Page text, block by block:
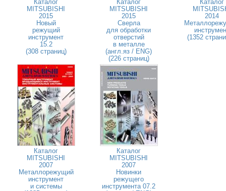
Каталог
MITSUBISHI
2015
Новый
режущий
инструмент
15.2
(308 страниц)
Каталог
MITSUBISHI
2015
Сверла
для обработки
отверстий
в металле
(англ.яз / ENG)
(226 страниц)
Каталог
2014
(1352
Каталог
MITSUBISHI
2007
Металлорежущий
инструмент
и системы
Каталог
MITSUBISHI
2007
Новинки
режущего
инструмента 07.2